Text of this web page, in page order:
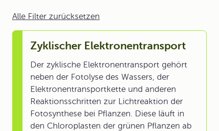
Alle Filter zurücksetzen
Zyklischer Elektronentransport
Der zyklische Elektronentransport gehört
neben der Fotolyse des Wassers, der
Elektronentransportkette und anderen
Reaktionsschritten zur Lichtreaktion der
Fotosynthese bei Pflanzen. Diese läuft in
den Chloroplasten der grünen Pflanzen ab